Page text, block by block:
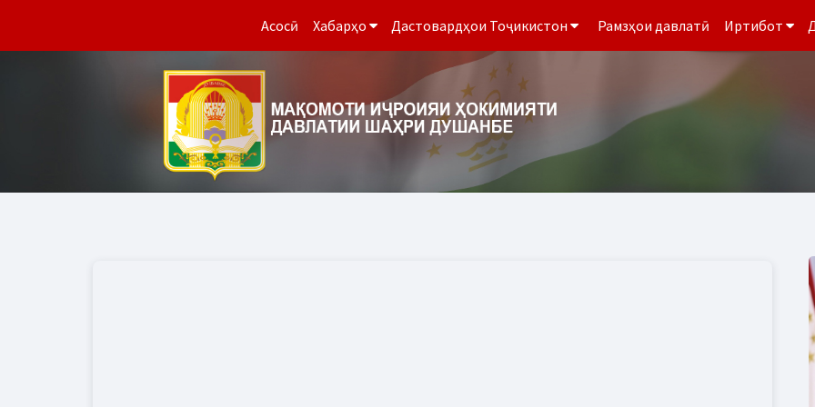
Асосӣ Хабарҳо Дастовардҳои Тоҷикистон Рамзҳои давлатӣ Иртибот